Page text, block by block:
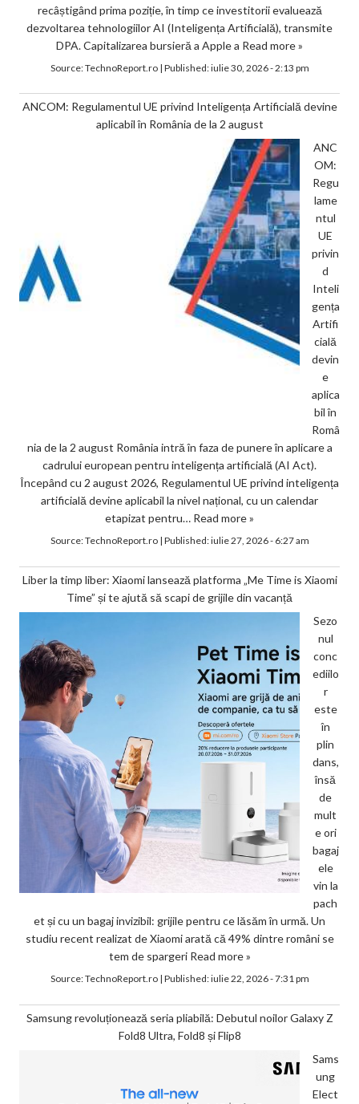
recâștigând prima poziție, în timp ce investitorii evaluează
dezvoltarea tehnologiilor AI (Inteligența Artificială), transmite
DPA. Capitalizarea bursieră a Apple a Read more »
Source:TechnoReport.ro| Published:iulie 30, 2026 - 2:13 pm
ANCOM: Regulamentul UE privind Inteligența Artificială devine
aplicabil în România de la 2 august
ANC
OM:
Regu
lame
ntul
UE
privin
d
Inteli
gența
Artifi
cială
devin
e
aplica
bil în
Româ
nia de la 2 august România intră în faza de punere în aplicare a
cadrului european pentru inteligența artificială (AI Act).
Începând cu 2 august 2026, Regulamentul UE privind inteligența
artificială devine aplicabil la nivel național, cu un calendar
etapizat pentru… Read more »
Source:TechnoReport.ro| Published:iulie 27, 2026 - 6:27 am
Liber la timp liber: Xiaomi lansează platforma „Me Time is Xiaomi
Time” și te ajută să scapi de grijile din vacanță
Sezo
nul
conc
ediilo
r
este
în
plin
dans,
însă
de
mult
e ori
bagaj
ele
vin la
pach
et și cu un bagaj invizibil: grijile pentru ce lăsăm în urmă. Un
studiu recent realizat de Xiaomi arată că 49% dintre români se
tem de spargeri Read more »
Source:TechnoReport.ro| Published:iulie 22, 2026 - 7:31 pm
Samsung revoluționează seria pliabilă: Debutul noilor Galaxy Z
Fold8 Ultra, Fold8 și Flip8
Sams
ung
Elect